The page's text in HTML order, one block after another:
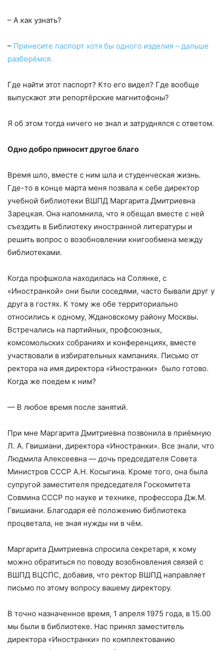
– А как узнать?
– Принесите паспорт хотя бы одного изделия – дальше
разберёмся.
Где найти этот паспорт? Кто его видел? Где вообще
выпускают эти репортёрские магнитофоны?
Я об этом тогда ничего не знал и затруднялся с ответом.
Одно добро приносит другое благо
Время шло, вместе с ним шла и студенческая жизнь.
Где-то в конце марта меня позвала к себе директор
учебной библиотеки ВШПД Маргарита Дмитриевна
Зарецкая. Она напомнила, что я обещал вместе с ней
съездить в Библиотеку иностранной литературы и
решить вопрос о возобновлении книгообмена между
библиотеками.
Когда профшкола находилась на Солянке, с
«Иностранкой» они были соседями, часто бывали друг у
друга в гостях. К тому же обе территориально
относились к одному, Ждановскому району Москвы.
Встречались на партийных, профсоюзных,
комсомольских собраниях и конференциях, вместе
участвовали в избирательных кампаниях. Письмо от
ректора на имя директора «Иностранки» было готово.
Когда же поедем к ним?
— В любое время после занятий.
При мне Маргарита Дмитриевна позвонила в приёмную
Л. А. Гвишиани, директора «Иностранки». Все знали, что
Людмила Алексеевна — дочь председателя Совета
Министров СССР А.Н. Косыгина. Кроме того, она была
супругой заместителя председателя Госкомитета
Совмина СССР по науке и технике, профессора Дж.М.
Гвишиани. Благодаря её положению библиотека
процветала, не зная нужды ни в чём.
Маргарита Дмитриевна спросила секретаря, к кому
можно обратиться по поводу возобновления связей с
ВШПД ВЦСПС, добавив, что ректор ВШПД направляет
письмо по этому вопросу вашему директору.
В точно назначенное время, 1 апреля 1975 года, в 15.00
мы были в библиотеке. Нас принял заместитель
директора «Иностранки» по комплектованию